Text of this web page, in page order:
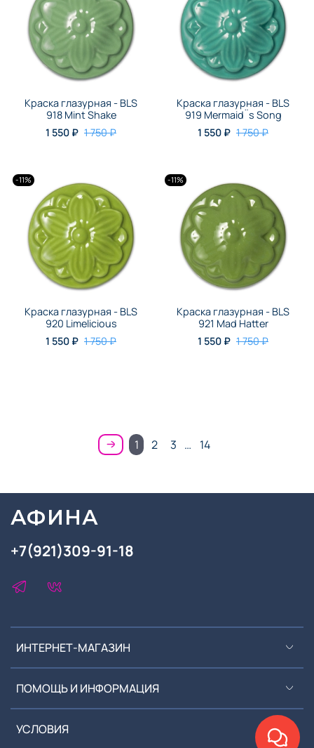
Краска глазурная - BLS
918 Mint Shake
1 550 ₽ 1 750 ₽
Краска глазурная - BLS
919 Mermaid¨s Song
1 550 ₽ 1 750 ₽
-11%
Краска глазурная - BLS
920 Limelicious
1 550 ₽ 1 750 ₽
-11%
Краска глазурная - BLS
921 Mad Hatter
1 550 ₽ 1 750 ₽
1 2 3 … 14
ИНТЕРНЕТ-МАГАЗИН
ПОМОЩЬ И ИНФОРМАЦИЯ
УСЛОВИЯ
+7(921)309-91-18
АФИНА